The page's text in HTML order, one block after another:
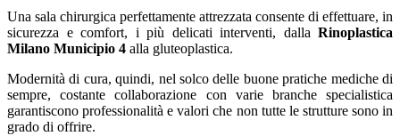
Una sala chirurgica perfettamente attrezzata consente di effettuare, in
sicurezza e comfort, i più delicati interventi, dalla Rinoplastica
Milano Municipio 4 alla gluteoplastica.
Modernità di cura, quindi, nel solco delle buone pratiche mediche di
sempre, costante collaborazione con varie branche specialistica
garantiscono professionalità e valori che non tutte le strutture sono in
grado di offrire.